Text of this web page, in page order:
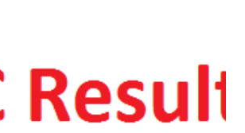
(Deusi,Bhailo)/ तिहार धुन(देउसी
अपलोड गरिएका गितसंगितहरु व्यावसायिक
नगर्न आग्रह गर्दछौँ । इन्टरनेटमा भेटिएका